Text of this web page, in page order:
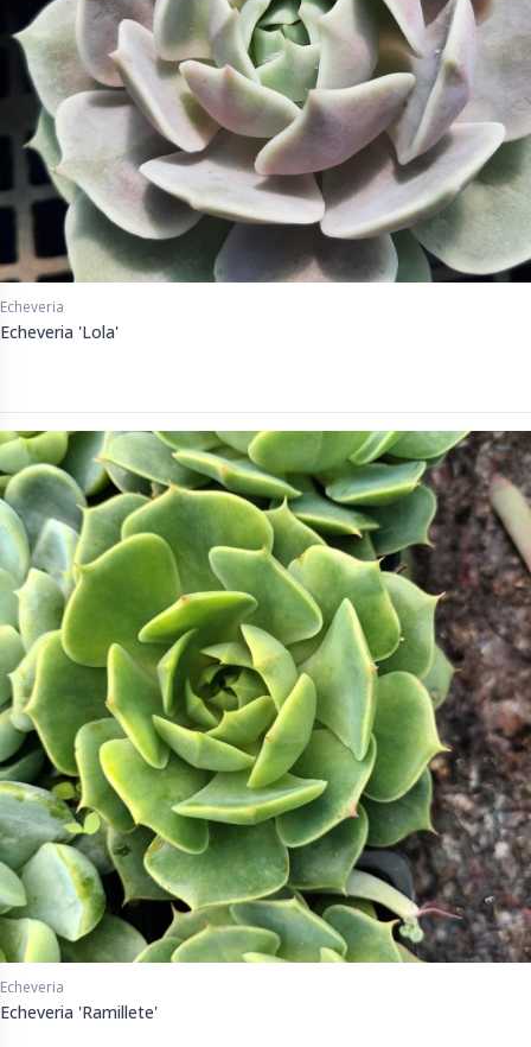
Echeveria
Echeveria 'Lola'
Echeveria
Echeveria 'Ramillete'